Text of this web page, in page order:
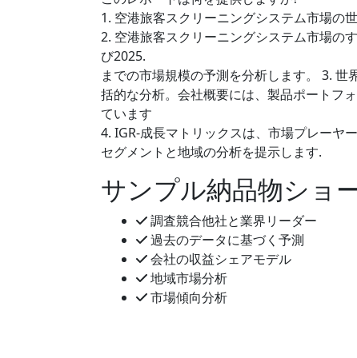
1. 空港旅客スクリーニングシステム市場の
2. 空港旅客スクリーニングシステム市場の
び2025.
までの市場規模の予測を分析します。 3.
括的な分析。会社概要には、製品ポートフ
ています
4. IGR-成長マトリックスは、市場プレーヤ
セグメントと地域の分析を提示します.
サンプル納品物ショ
調査競合他社と業界リーダー
過去のデータに基づく予測
会社の収益シェアモデル
地域市場分析
市場傾向分析